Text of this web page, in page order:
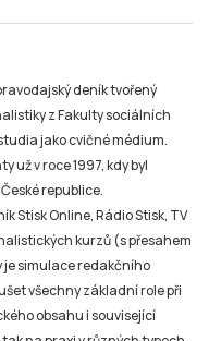
deník tvořený
z Fakulty sociálních
jako cvičné médium.
už v roce 1997, kdy byl
republice.
Stisk Online, Rádio Stisk, TV
kurzů (s přesahem
simulace redakčního
všechny základní role při
obsahu i související